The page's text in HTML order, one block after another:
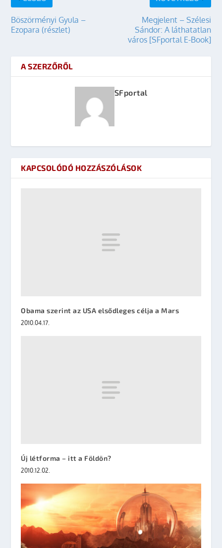
Böszörményi Gyula –
Ezopara (részlet)
Megjelent – Szélesi
Sándor: A láthatatlan
város [SFportal E-Book]
A SZERZŐRŐL
SFportal
KAPCSOLÓDÓ HOZZÁSZÓLÁSOK
Obama szerint az USA elsődleges célja a Mars
2010.04.17.
Új létforma – itt a Földön?
2010.12.02.